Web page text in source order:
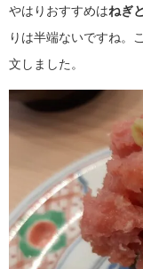
やはりおすすめはねぎ
りは半端ないですね。
文しました。